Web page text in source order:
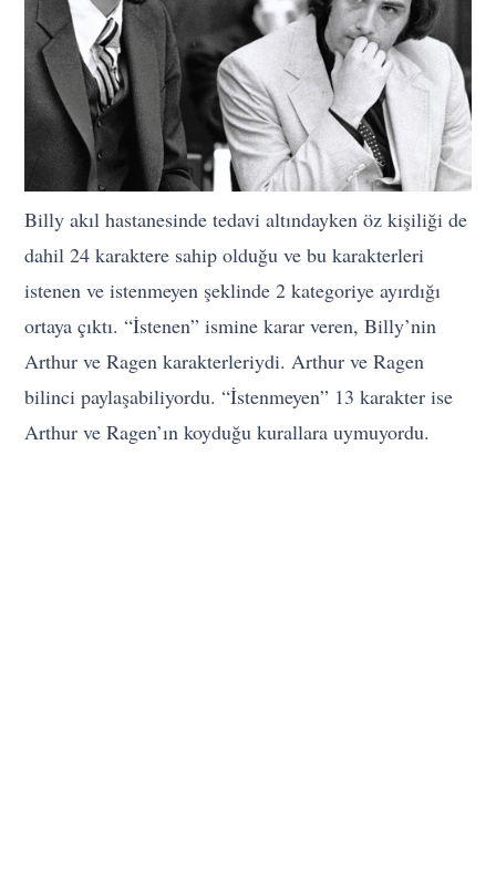
Billy akıl hastanesinde tedavi altındayken öz kişiliği de
dahil 24 karaktere sahip olduğu ve bu karakterleri
istenen ve istenmeyen şeklinde 2 kategoriye ayırdığı
ortaya çıktı. “İstenen” ismine karar veren, Billy’nin
Arthur ve Ragen karakterleriydi. Arthur ve Ragen
bilinci paylaşabiliyordu. “İstenmeyen” 13 karakter ise
Arthur ve Ragen’ın koyduğu kurallara uymuyordu.